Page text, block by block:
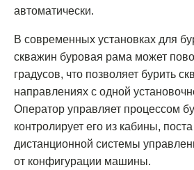
автоматически.
В современных установках для
скважин буровая рама может
градусов, что позволяет бурить
направлениях с одной
Оператор управляет процессом
контролирует его из кабины,
дистанционной системы
от конфигурации машины.